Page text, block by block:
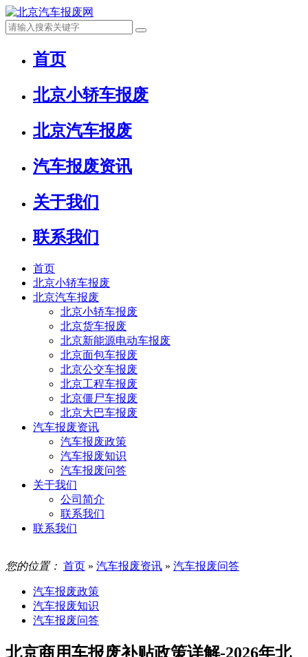
首页
北京小轿车报废
北京汽车报废
汽车报废资讯
关于我们
联系我们
首页
北京小轿车报废
北京汽车报废
北京小轿车报废
北京货车报废
北京新能源电动车报废
北京面包车报废
北京公交车报废
北京工程车报废
北京僵尸车报废
北京大巴车报废
汽车报废资讯
汽车报废政策
汽车报废知识
汽车报废问答
关于我们
公司简介
联系我们
联系我们
您的位置： 首页 » 汽车报废资讯 » 汽车报废问答
汽车报废政策
汽车报废知识
汽车报废问答
北京商用车报废补贴政策详解-2026年北